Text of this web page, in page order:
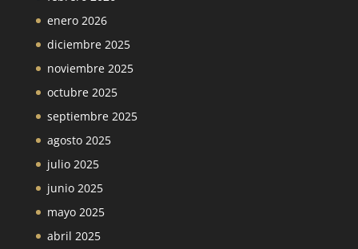
enero 2026
diciembre 2025
noviembre 2025
octubre 2025
septiembre 2025
agosto 2025
julio 2025
junio 2025
mayo 2025
abril 2025